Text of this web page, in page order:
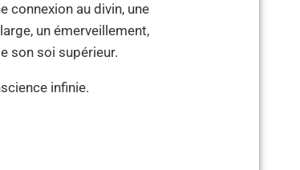
connexion au divin, une
un émerveillement,
son soi supérieur.
infinie.